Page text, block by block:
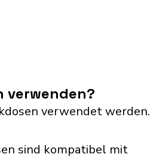
verwenden?
verwendet werden.
sind kompatibel mit